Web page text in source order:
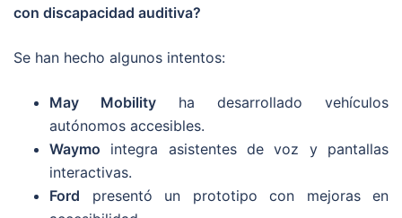
con discapacidad auditiva?
Se han hecho algunos intentos:
May Mobility ha desarrollado vehículos
autónomos accesibles.
Waymo integra asistentes de voz y pantallas
interactivas.
Ford presentó un prototipo con mejoras en